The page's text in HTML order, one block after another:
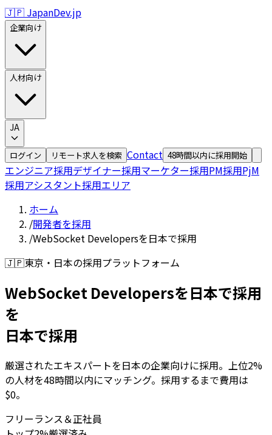
🇯🇵 JapanDev.jp
企業向け
人材向け
JA
ログイン リモート求人を検索 Contact 48時間以内に採用開始
エンジニア採用デザイナー採用マーケター採用PM採用PjM
採用アシスタント採用エリア
ホーム
/開発者を採用
/WebSocket Developersを日本で採用
🇯🇵東京・日本の採用プラットフォーム
WebSocket Developersを日本で採用
を
日本で採用
厳選されたエキスパートを日本の企業向けに採用。上位2%
の人材を48時間以内にマッチング。採用するまで費用は
$0。
フリーランス＆正社員